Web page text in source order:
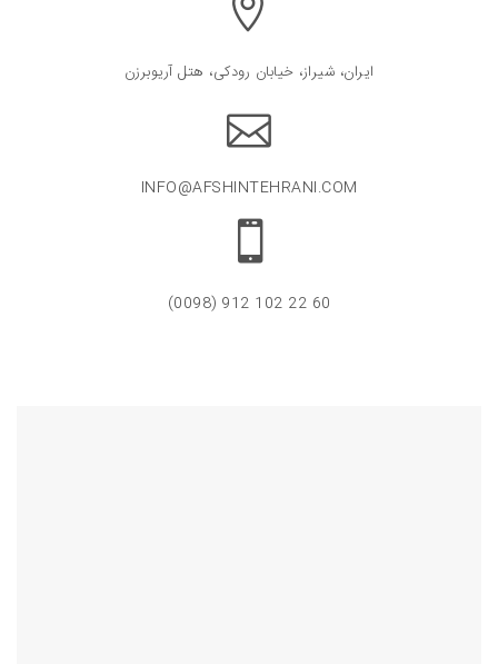
ایران، شیراز، خیابان رودکی، هتل آریوبرزن
INFO@AFSHINTEHRANI.COM
60 22 102 912 (0098)